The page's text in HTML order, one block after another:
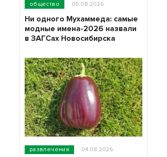
общество 05.08.2026
Ни одного Мухаммеда: самые
модные имена-2026 назвали
в ЗАГСах Новосибирска
развлечения 04.08.2026